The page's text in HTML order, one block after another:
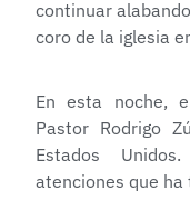
continuar
coro de la iglesia
En esta noche,
Pastor Rodrigo
Estados
atenciones que ha